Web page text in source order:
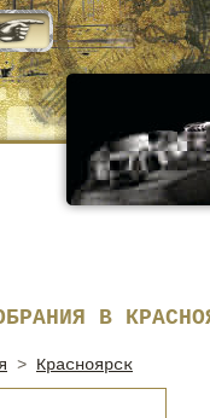
В
> Красноярск